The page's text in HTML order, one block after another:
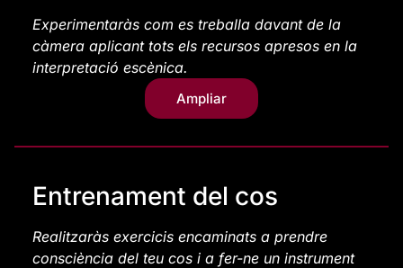
Experimentaràs com es treballa davant de la
càmera aplicant tots els recursos apresos en la
interpretació escènica.
Ampliar
Entrenament del cos
Realitzaràs exercicis encaminats a prendre
consciència del teu cos i a fer-ne un instrument